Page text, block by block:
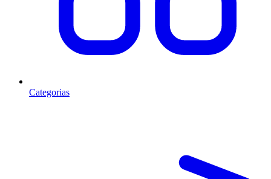
Categorias